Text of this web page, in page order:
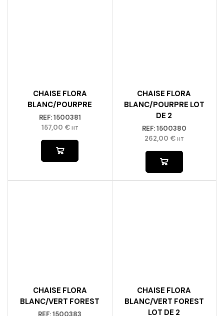
CHAISE FLORA
BLANC/POURPRE
REF:1500381
157,00 € HT
CHAISE FLORA
BLANC/POURPRE LOT
DE 2
REF:1500380
262,00 € HT
CHAISE FLORA
BLANC/VERT FOREST
CHAISE FLORA
BLANC/VERT FOREST
LOT DE 2